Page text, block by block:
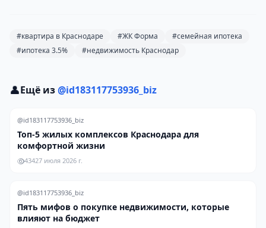
#квартира в Краснодаре #ЖК Форма
#семейная ипотека
#ипотека 3.5%
#недвижимость Краснодар
👤Ещё из@id183117753936_biz
@id183117753936_biz
Топ-5 жилых комплексов Краснодара для
комфортной жизни
43427 июля 2026 г.
@id183117753936_biz
Пять мифов о покупке недвижимости, которые
влияют на бюджет